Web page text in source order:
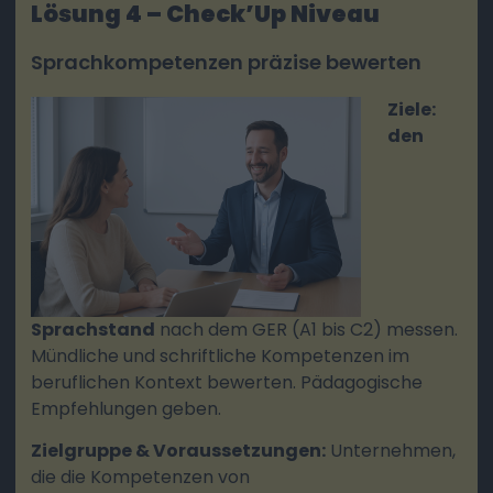
Lösung 4 – Check’Up Niveau
Sprachkompetenzen präzise bewerten
Ziele:
den
Sprachstand nach dem GER (A1 bis C2) messen.
Mündliche und schriftliche Kompetenzen im
beruflichen Kontext bewerten. Pädagogische
Empfehlungen geben.
Zielgruppe & Voraussetzungen: Unternehmen,
die die Kompetenzen von